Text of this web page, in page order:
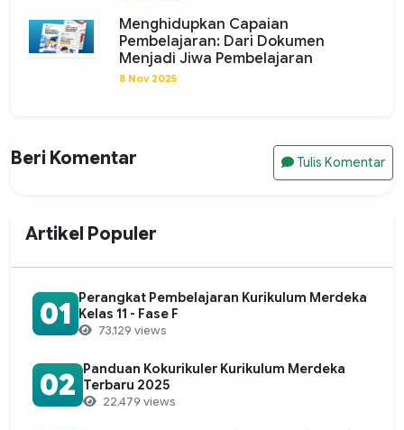
Menghidupkan Capaian
Pembelajaran: Dari Dokumen
Menjadi Jiwa Pembelajaran
8 Nov 2025
Beri Komentar Tulis Komentar
Artikel Populer
01 Perangkat Pembelajaran Kurikulum Merdeka
Kelas 11 - Fase F
73,129 views
02 Panduan Kokurikuler Kurikulum Merdeka
Terbaru 2025
22,479 views